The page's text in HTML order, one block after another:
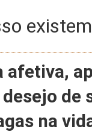
afetiva,
de
na